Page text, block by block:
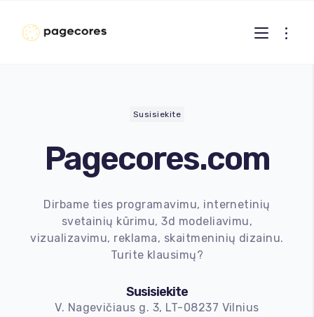
El. parduotuvių kūrimas
Web 3.0 projektai
Programavimo paslaugos
Susisiekite
Pagecores.com
Dirbame ties programavimu, internetinių
svetainių kūrimu, 3d modeliavimu,
vizualizavimu, reklama, skaitmeninių dizainu.
Turite klausimų?
Susisiekite
V. Nagevičiaus g. 3, LT-08237 Vilnius